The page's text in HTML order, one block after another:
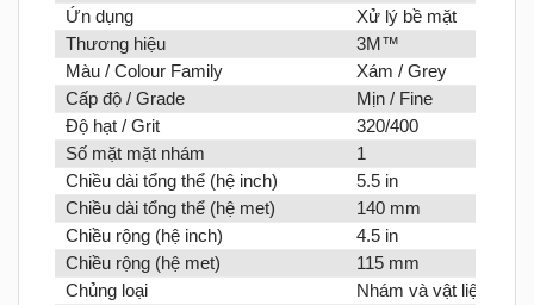
Ứn dụng
Xử lý bề mặt
Thương hiệu
3M™
Màu / Colour Family
Xám / Grey
Cấp độ / Grade
Mịn / Fine
Độ hạt / Grit
320/400
Số mặt mặt nhám
1
Chiều dài tổng thể (hệ inch)
5.5 in
Chiều dài tổng thể (hệ met)
140 mm
Chiều rộng (hệ inch)
4.5 in
Chiều rộng (hệ met)
115 mm
Chủng loại
Nhám và vật liệu mài